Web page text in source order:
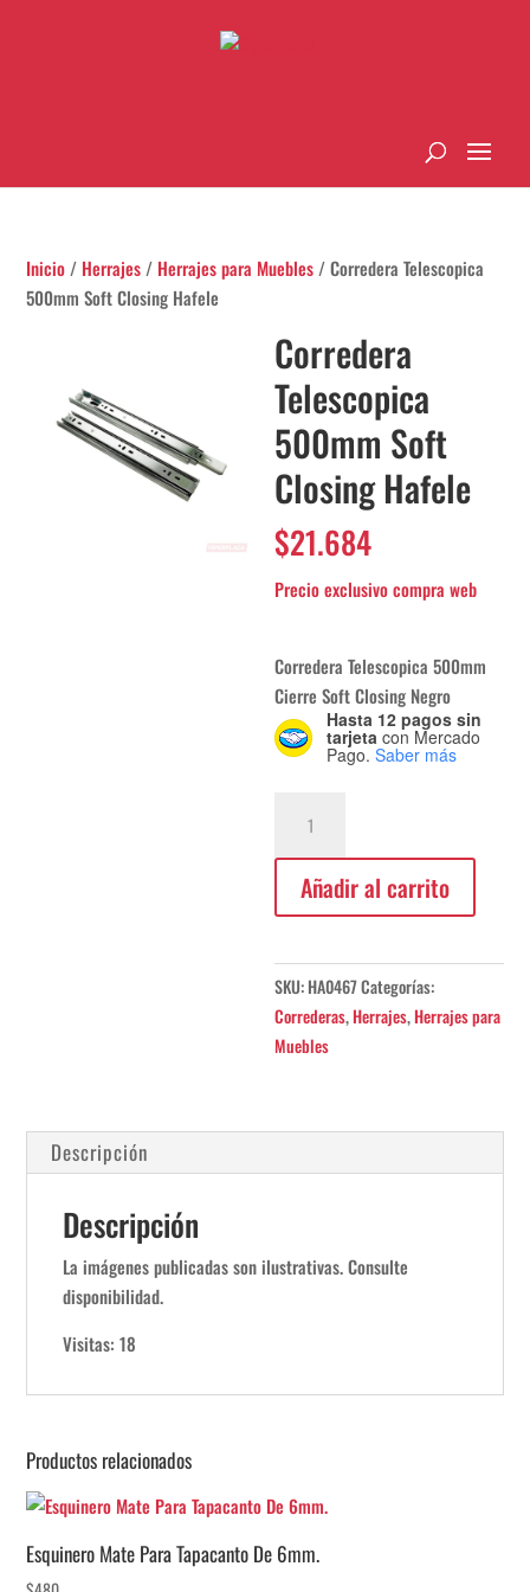
Inicio / Herrajes / Herrajes para Muebles / Corredera Telescopica
500mm Soft Closing Hafele
Corredera
Telescopica
500mm Soft
Closing Hafele
$21.684
Corredera Telescopica 500mm
Cierre Soft Closing Negro
Hasta 12 pagos sin
tarjeta con Mercado
Pago. Saber más
Telescopica
500mm
Soft
Closing
cantidad
Añadir al carrito
SKU:HA0467Categorías:
Correderas,Herrajes,Herrajes para
Muebles
Descripción
Descripción
La imágenes publicadas son ilustrativas. Consulte
disponibilidad.
Visitas: 18
Productos relacionados
Esquinero Mate Para Tapacanto De 6mm.